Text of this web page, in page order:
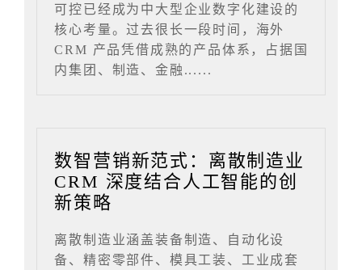
可控已经成为中大型企业数字化建设的
核心考量。过去很长一段时间，海外
CRM 产品凭借成熟的产品体系，占据国
内集团、制造、金融......
数智营销新范式：离散制造业
CRM 深度结合人工智能的创
新策略
离散制造业涵盖装备制造、自动化设
备、精密零部件、模具工装、工业成套